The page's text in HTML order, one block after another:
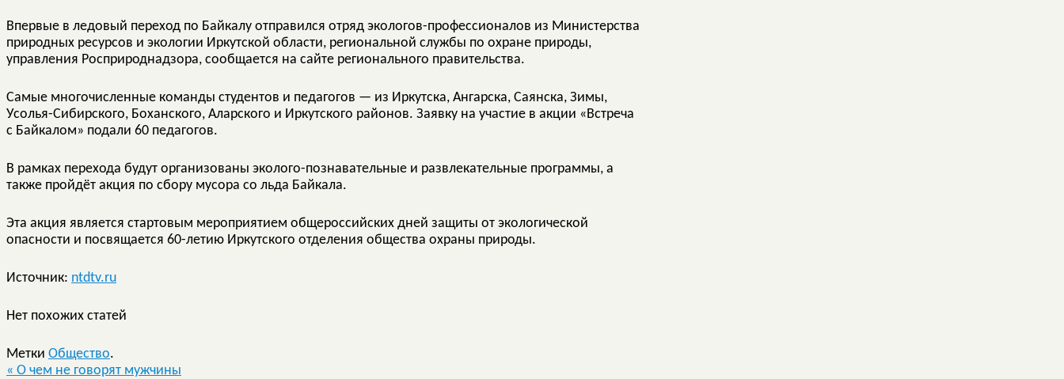
Впервые в ледовый переход по Байкалу отправился отряд экологов-профессионалов из Министерства
природных ресурсов и экологии Иркутской области, региональной службы по охране природы,
управления Росприроднадзора, сообщается на сайте регионального правительства.
Самые многочисленные команды студентов и педагогов — из Иркутска, Ангарска, Саянска, Зимы,
Усолья-Сибирского, Боханского, Аларского и Иркутского районов. Заявку на участие в акции «Встреча
с Байкалом» подали 60 педагогов.
В рамках перехода будут организованы эколого-познавательные и развлекательные программы, а
также пройдёт акция по сбору мусора со льда Байкала.
Эта акция является стартовым мероприятием общероссийских дней защиты от экологической
опасности и посвящается 60-летию Иркутского отделения общества охраны природы.
Источник: ntdtv.ru
Нет похожих статей
Метки Общество.
« О чем не говорят мужчины